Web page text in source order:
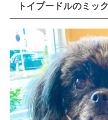
トイプードルのミッ